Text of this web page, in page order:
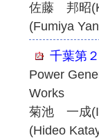
佐藤 邦昭
(Fumiya
千葉第
Power
Works
菊池 一成
(Hideo